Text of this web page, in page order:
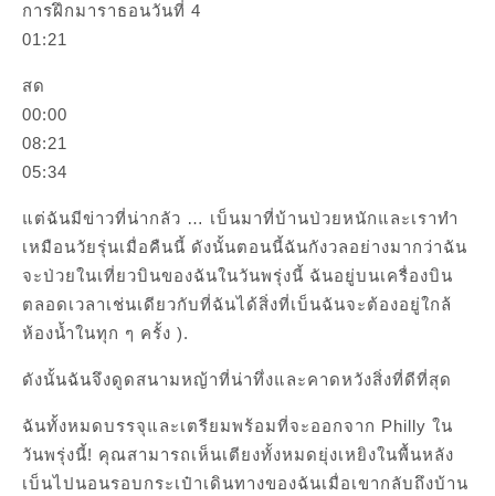
การฝึกมาราธอนวันที่ 4
01:21
สด
00:00
08:21
05:34
แต่ฉันมีข่าวที่น่ากลัว … เบ็นมาที่บ้านป่วยหนักและเราทำ
เหมือนวัยรุ่นเมื่อคืนนี้ ดังนั้นตอนนี้ฉันกังวลอย่างมากว่าฉัน
จะป่วยในเที่ยวบินของฉันในวันพรุ่งนี้ ฉันอยู่บนเครื่องบิน
ตลอดเวลาเช่นเดียวกับที่ฉันได้สิ่งที่เบ็นฉันจะต้องอยู่ใกล้
ห้องน้ำในทุก ๆ ครั้ง ).
ดังนั้นฉันจึงดูดสนามหญ้าที่น่าทึ่งและคาดหวังสิ่งที่ดีที่สุด
ฉันทั้งหมดบรรจุและเตรียมพร้อมที่จะออกจาก Philly ใน
วันพรุ่งนี้! คุณสามารถเห็นเตียงทั้งหมดยุ่งเหยิงในพื้นหลัง
เบ็นไปนอนรอบกระเป๋าเดินทางของฉันเมื่อเขากลับถึงบ้าน